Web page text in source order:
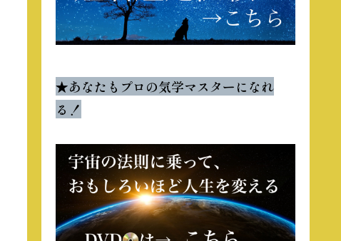
★あなたもプロの気学マスターになれ
る！